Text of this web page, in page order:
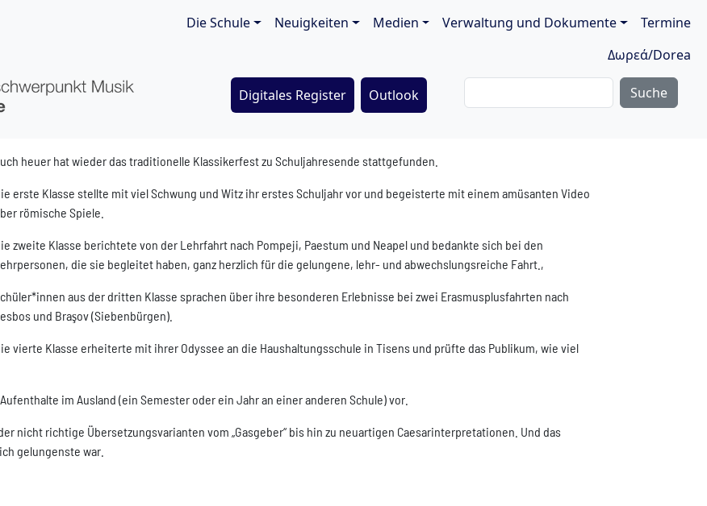
Main navigation
Die Schule Neuigkeiten Medien Verwaltung und Dokumente
Termine
Δωρεά/Dorea
Digitales Register Outlook
heuer hat wieder das traditionelle Klassikerfest zu Schuljahresende stattgefunden.
erste Klasse stellte mit viel Schwung und Witz ihr erstes Schuljahr vor und begeisterte mit einem amüsanten Video
römische Spiele.
zweite Klasse berichtete von der Lehrfahrt nach Pompeji, Paestum und Neapel und bedankte sich bei den
die sie begleitet haben, ganz herzlich für die gelungene, lehr- und abwechslungsreiche Fahrt.,
aus der dritten Klasse sprachen über ihre besonderen Erlebnisse bei zwei Erasmusplusfahrten nach
und Braşov (Siebenbürgen).
vierte Klasse erheiterte mit ihrer Odyssee an die Haushaltungsschule in Tisens und prüfte das Publikum, wie viel
im Ausland (ein Semester oder ein Jahr an einer anderen Schule) vor.
nicht richtige Übersetzungsvarianten vom „Gasgeber“ bis hin zu neuartigen Caesarinterpretationen. Und das
gelungenste war.